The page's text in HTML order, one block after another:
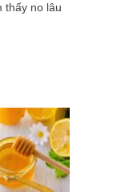
thấy no lâu